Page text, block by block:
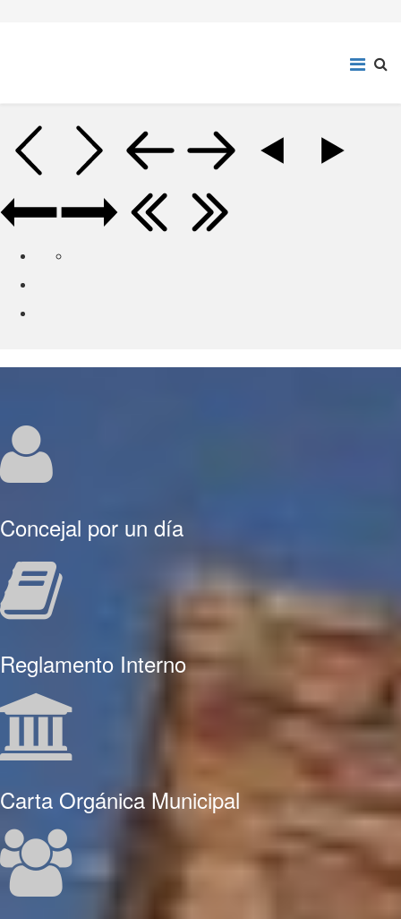
Concejal por un día
Reglamento Interno
Carta Orgánica Municipal